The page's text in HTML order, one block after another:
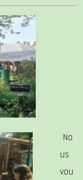
No
us
vou